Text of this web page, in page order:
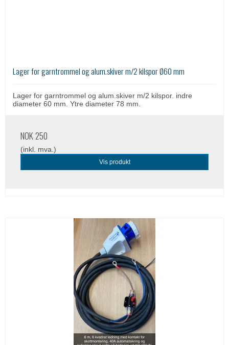
Lager for garntrommel og alum.skiver m/2 kilspor Ø60 mm
Lager for garntrommel og alum.skiver m/2 kilspor. indre
diameter 60 mm. Ytre diameter 78 mm.
NOK 250
(inkl. mva.)
Vis produkt